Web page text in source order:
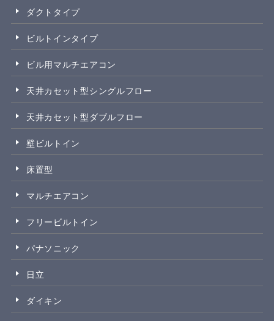
ダクトタイプ
ビルトインタイプ
ビル用マルチエアコン
天井カセット型シングルフロー
天井カセット型ダブルフロー
壁ビルトイン
床置型
マルチエアコン
フリービルトイン
パナソニック
日立
ダイキン